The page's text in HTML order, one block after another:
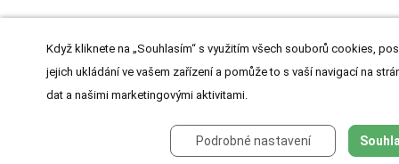
Když kliknete na „Souhlasím“ s využitím všech souborů cookies,
jejich ukládání ve vašem zařízení a pomůže to s vaší navigací na
dat a našimi marketingovými aktivitami.
Podrobné nastavení